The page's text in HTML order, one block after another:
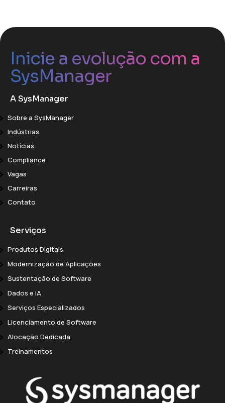
Inicie a evolução com a
SysManager
A SysManager
Sobre a SysManager
Indústrias
Notícias
Compliance
Vagas
Carreiras
Contato
Serviços
Produtos Digitais
Modernização de Aplicações
Sustentação de Software
Dados e IA
Serviços Especializados
Licenciamento de Software
Alocação Dedicada
Treinamentos